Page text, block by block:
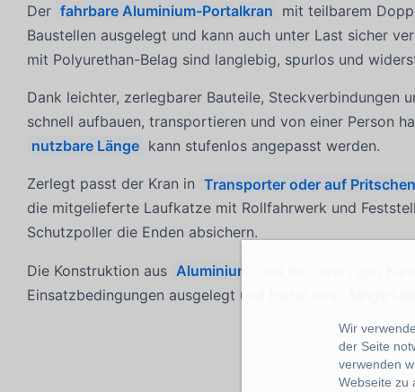
Wir
der Seite
verwenden
Webseite zu
Der fahrbare Aluminium-Portalkran mit teilbarem
Baustellen ausgelegt und kann auch unter Last sicher
mit Polyurethan-Belag sind langlebig, spurlos und
Dank leichter, zerlegbarer Bauteile, Steckverbindungen
schnell aufbauen, transportieren und von einer Person
nutzbare Länge kann stufenlos angepasst werden.
Zerlegt passt der Kran in Transporter oder auf
die mitgelieferte Laufkatze mit Rollfahrwerk und
Schutzpoller die Enden absichern.
Die Konstruktion aus Aluminium
Einsatzbedingungen ausgelegt und bietet eine